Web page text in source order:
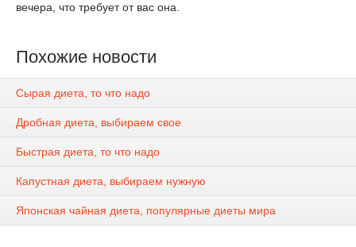
вечера, что требует от вас она.
Похожие новости
Сырая диета, то что надо
Дробная диета, выбираем свое
Быстрая диета, то что надо
Капустная диета, выбираем нужную
Японская чайная диета, популярные диеты мира